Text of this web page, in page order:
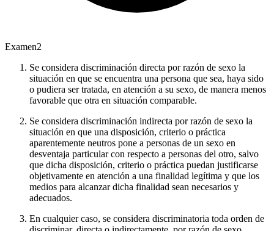
Examen2
Se considera discriminación directa por razón de sexo la
situación en que se encuentra una persona que sea, haya sido
o pudiera ser tratada, en atención a su sexo, de manera menos
favorable que otra en situación comparable.
Se considera discriminación indirecta por razón de sexo la
situación en que una disposición, criterio o práctica
aparentemente neutros pone a personas de un sexo en
desventaja particular con respecto a personas del otro, salvo
que dicha disposición, criterio o práctica puedan justificarse
objetivamente en atención a una finalidad legítima y que los
medios para alcanzar dicha finalidad sean necesarios y
adecuados.
En cualquier caso, se considera discriminatoria toda orden de